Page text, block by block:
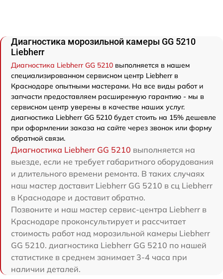
Диагностика морозильной камеры GG 5210
Liebherr
Диагностика Liebherr GG 5210 выполняется в нашем
специализированном сервисном центр Liebherr в
Краснодаре опытными мастерами. На все виды работ и
запчасти предоставляем расширенную гарантию - мы в
сервисном центр уверены в качестве наших услуг.
диагностика Liebherr GG 5210 будет стоить на 15% дешевле
при оформлении заказа на сайте через звонок или форму
обратной связи.
Диагностика Liebherr GG 5210 выполняется на
выезде, если не требует габаритного оборудования
и длительного времени ремонта. В таких случаях
наш мастер доставит Liebherr GG 5210 в сц Liebherr
в Краснодаре и доставит обратно.
Позвоните и наш мастер сервис-центра Liebherr в
Краснодаре проконсультирует и рассчитает
стоимость работ над морозильной камеры Liebherr
GG 5210. диагностика Liebherr GG 5210 по нашей
статистике в среднем занимает 3-4 часа при
наличии деталей.